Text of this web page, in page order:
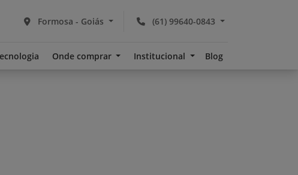
(61) 99640-0843
Formosa - Goiás
Onde comprar Institucional Blog